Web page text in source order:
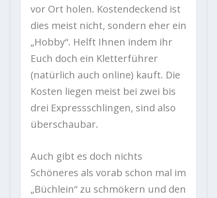
vor Ort holen. Kostendeckend ist
dies meist nicht, sondern eher ein
„Hobby“. Helft Ihnen indem ihr
Euch doch ein Kletterführer
(natürlich auch online) kauft. Die
Kosten liegen meist bei zwei bis
drei Expressschlingen, sind also
überschaubar.
Auch gibt es doch nichts
Schöneres als vorab schon mal im
„Büchlein“ zu schmökern und den